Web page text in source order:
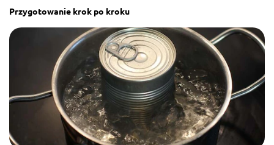
Przygotowanie krok po kroku